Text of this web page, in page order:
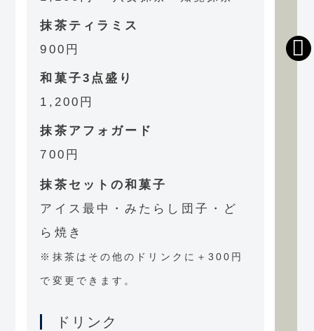
抹茶ティラミス
900円
和菓子3点盛り
1,200円
抹茶アフォガード
700円
抹茶セットの和菓子
アイス最中・みたらし団子・ど
ら焼き
※抹茶はその他のドリンクに＋300円
で変更できます。
ドリンク